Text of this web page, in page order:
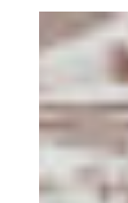
Netplus